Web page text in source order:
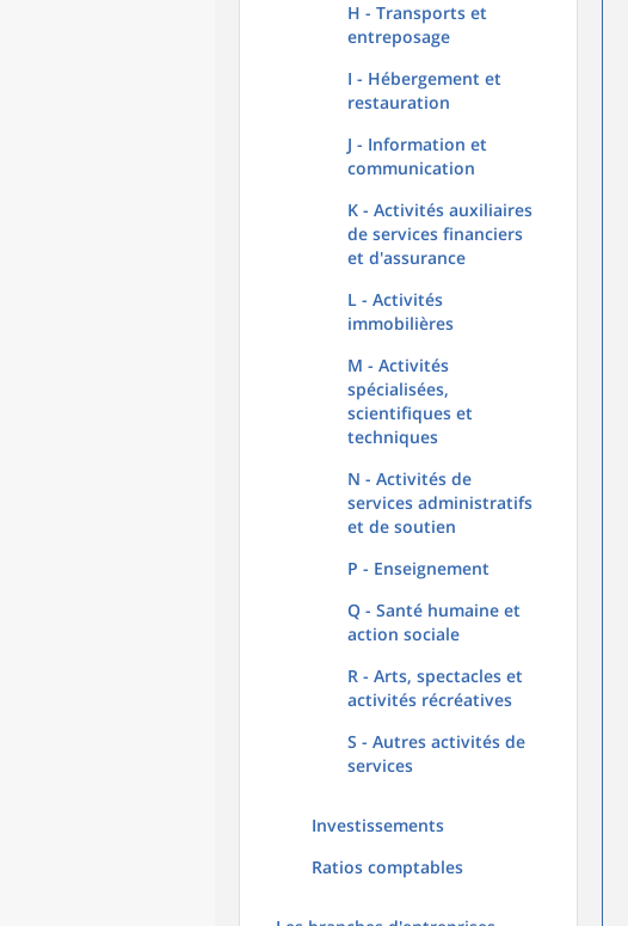
H - Transports et
entreposage
I - Hébergement et
restauration
J - Information et
communication
K - Activités auxiliaires
de services financiers
et d'assurance
L - Activités
immobilières
M - Activités
spécialisées,
scientifiques et
techniques
N - Activités de
services administratifs
et de soutien
P - Enseignement
Q - Santé humaine et
action sociale
R - Arts, spectacles et
activités récréatives
S - Autres activités de
services
Investissements
Ratios comptables